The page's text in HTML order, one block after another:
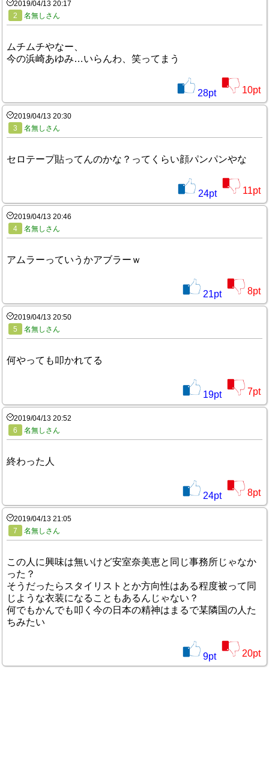
2019/04/13 20:17
2
名無しさん
ムチムチやなー、
今の浜崎あゆみ…いらんわ、笑ってまう
28pt 10pt
2019/04/13 20:30
3
名無しさん
セロテープ貼ってんのかな？ってくらい顔パンパンやな
24pt 11pt
2019/04/13 20:46
4
名無しさん
アムラーっていうかアブラーｗ
21pt 8pt
2019/04/13 20:50
5
名無しさん
何やっても叩かれてる
19pt 7pt
2019/04/13 20:52
6
名無しさん
終わった人
24pt 8pt
2019/04/13 21:05
7
名無しさん
この人に興味は無いけど安室奈美恵と同じ事務所じゃなか
った？
そうだったらスタイリストとか方向性はある程度被って同
じような衣装になることもあるんじゃない？
何でもかんでも叩く今の日本の精神はまるで某隣国の人た
ちみたい
9pt 20pt